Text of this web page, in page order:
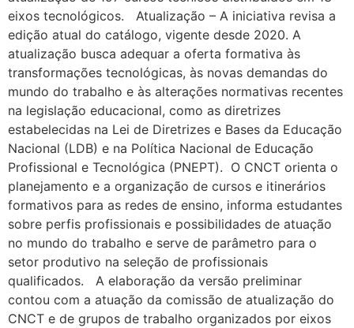
eixos tecnológicos. Atualização – A iniciativa revisa a
edição atual do catálogo, vigente desde 2020. A
atualização busca adequar a oferta formativa às
transformações tecnológicas, às novas demandas do
mundo do trabalho e às alterações normativas recentes
na legislação educacional, como as diretrizes
estabelecidas na Lei de Diretrizes e Bases da Educação
Nacional (LDB) e na Política Nacional de Educação
Profissional e Tecnológica (PNEPT). O CNCT orienta o
planejamento e a organização de cursos e itinerários
formativos para as redes de ensino, informa estudantes
sobre perfis profissionais e possibilidades de atuação
no mundo do trabalho e serve de parâmetro para o
setor produtivo na seleção de profissionais
qualificados. A elaboração da versão preliminar
contou com a atuação da comissão de atualização do
CNCT e de grupos de trabalho organizados por eixos